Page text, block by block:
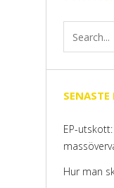
EP-
Hur man